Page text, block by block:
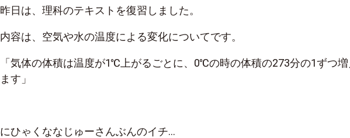
昨日は、理科のテキストを復習しました。
内容は、空気や水の温度による変化についてです。
「気体の体積は温度が1℃上がるごとに、0℃の時の体積の273分の1ずつ増
ます」
にひゃくななじゅーさんぶんのイチ…